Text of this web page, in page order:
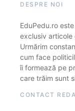
DESPRE NOI
EduPedu.ro
exclusiv articole
Urmărim
cum face
îi formează pe
care trăim sunt
CONTACT